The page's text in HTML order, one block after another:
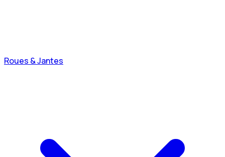
Roues & Jantes